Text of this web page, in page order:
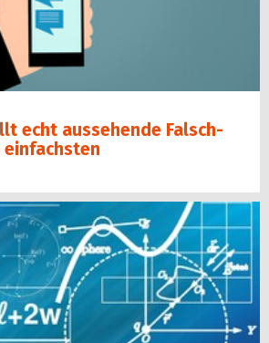
echt aussehende Falsch­
einfachsten